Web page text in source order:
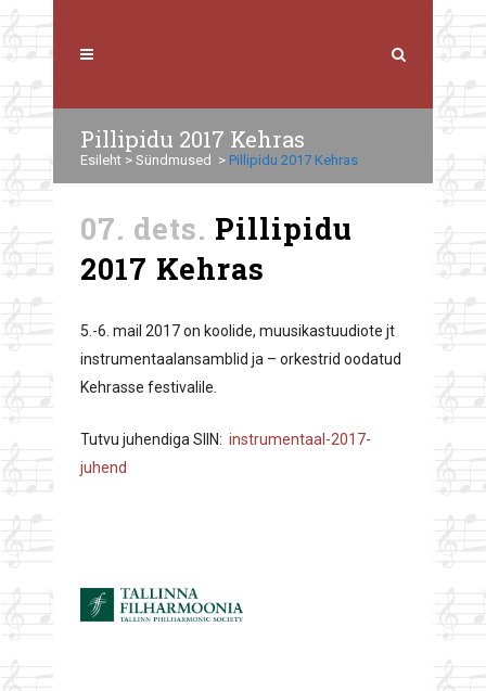
Pillipidu 2017 Kehras
Esileht > Sündmused > Pillipidu 2017 Kehras
07. dets. Pillipidu
2017 Kehras
5.-6. mail 2017 on koolide, muusikastuudiote jt
instrumentaalansamblid ja – orkestrid oodatud
Kehrasse festivalile.
Tutvu juhendiga SIIN: instrumentaal-2017-
juhend